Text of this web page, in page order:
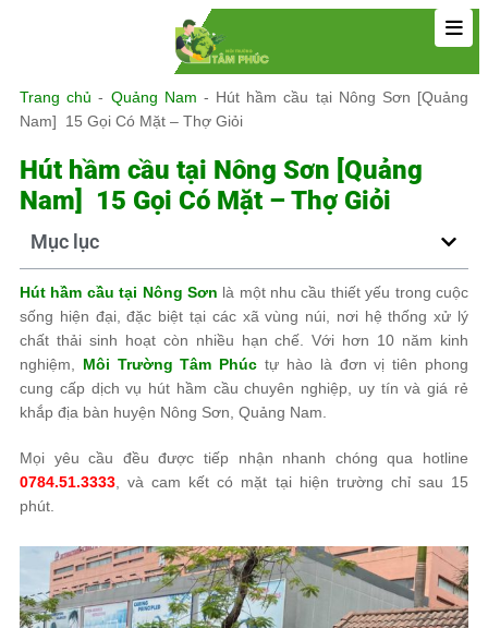
Trang chủ - Quảng Nam - Hút hầm cầu tại Nông Sơn [Quảng
Nam] 15 Gọi Có Mặt – Thợ Giỏi
Hút hầm cầu tại Nông Sơn [Quảng
Nam] 15 Gọi Có Mặt – Thợ Giỏi
Mục lục
Hút hầm cầu tại Nông Sơn là một nhu cầu thiết yếu trong cuộc
sống hiện đại, đặc biệt tại các xã vùng núi, nơi hệ thống xử lý
chất thải sinh hoạt còn nhiều hạn chế. Với hơn 10 năm kinh
nghiệm, Môi Trường Tâm Phúc tự hào là đơn vị tiên phong
cung cấp dịch vụ hút hầm cầu chuyên nghiệp, uy tín và giá rẻ
khắp địa bàn huyện Nông Sơn, Quảng Nam.
Mọi yêu cầu đều được tiếp nhận nhanh chóng qua hotline
0784.51.3333 , và cam kết có mặt tại hiện trường chỉ sau 15
phút.